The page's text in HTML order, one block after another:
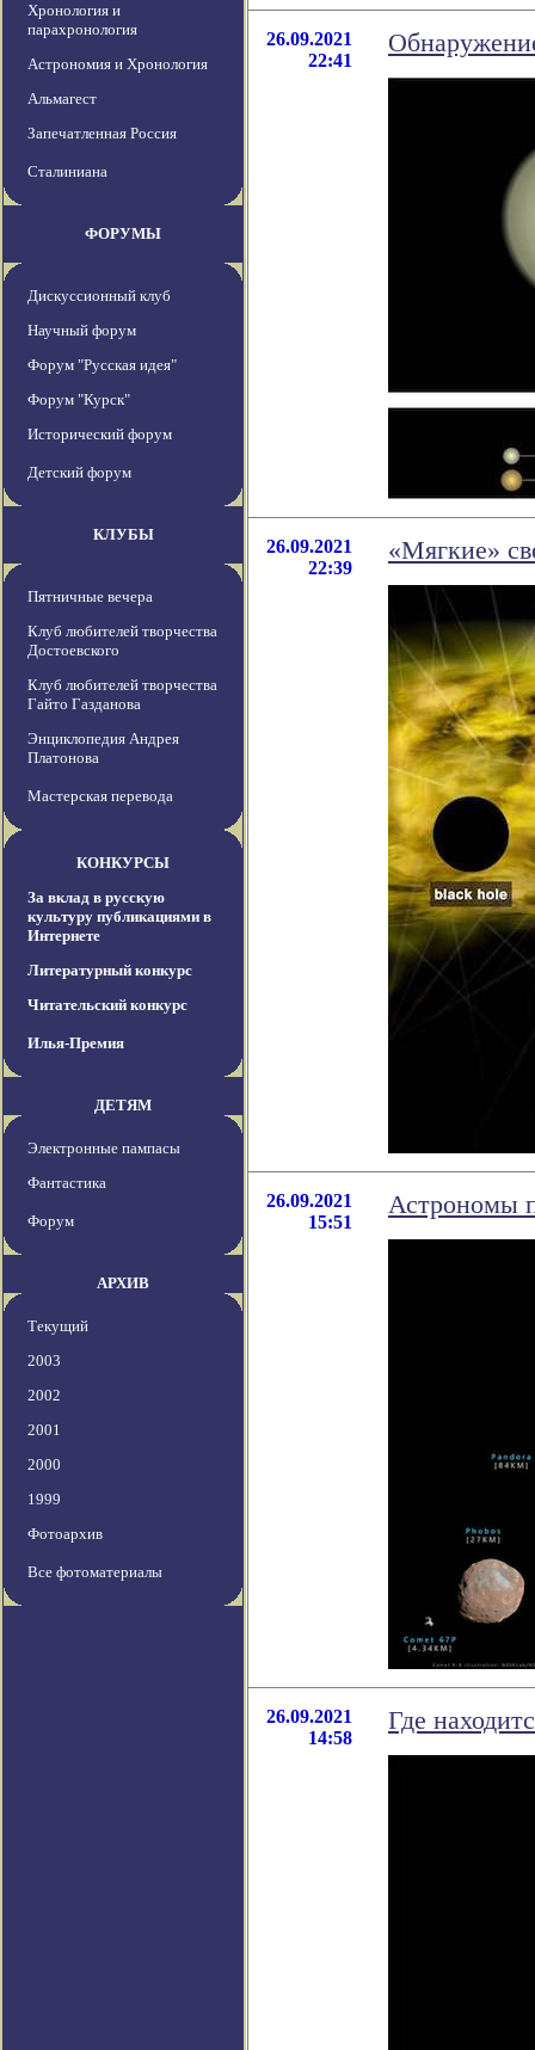
Хронология и
парахронология
Астрономия и Хронология
Альмагест
Запечатленная Россия
Сталиниана
ФОРУМЫ
Дискуссионный клуб
Научный форум
Форум "Русская идея"
Форум "Курск"
Исторический форум
Детский форум
КЛУБЫ
Пятничные вечера
Клуб любителей творчества
Достоевского
Клуб любителей творчества
Гайто Газданова
Энциклопедия Андрея
Платонова
Мастерская перевода
КОНКУРСЫ
За вклад в русскую
культуру публикациями в
Интернете
Литературный конкурс
Читательский конкурс
Илья-Премия
ДЕТЯМ
Электронные пампасы
Фантастика
Форум
АРХИВ
Текущий
2003
2002
2001
2000
1999
Фотоархив
Все фотоматериалы
26.09.2021
22:41
26.09.2021
22:39
«Мягкие»
26.09.2021
15:51
Астрономы
26.09.2021
14:58
Где